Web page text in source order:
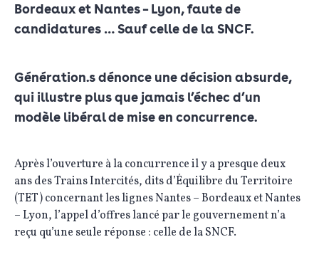
Bordeaux et Nantes – Lyon, faute de
candidatures … Sauf celle de la SNCF.
Génération.s dénonce une décision absurde,
qui illustre plus que jamais l’échec d’un
modèle libéral de mise en concurrence.
Après l’ouverture à la concurrence il y a presque deux
ans des Trains Intercités, dits d’Équilibre du Territoire
(TET) concernant les lignes Nantes – Bordeaux et Nantes
– Lyon, l’appel d’offres lancé par le gouvernement n’a
reçu qu’une seule réponse : celle de la SNCF.